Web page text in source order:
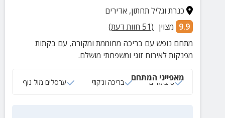
כנרת וגליל תחתון, אדירים
9.9 מצוין (
51 חוות דעת)
מתחם נופש עם בריכה מחוממת ומקורה, עם בקתות
מפנקות לאירוח זוגי ומשפחתי מושלם.
מאפייני המתחם
8 צימרים בריכה וג‘קוזי ערסלים מול נוף